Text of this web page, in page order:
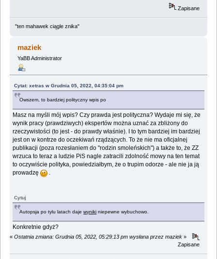
Zapisane
"ten mahawek ciągle znika"
maziek
YaBB Administrator
Cytat: xetras w Grudnia 05, 2022, 04:35:04 pm
Owszem, to bardziej polityczny wpis po
Masz na myśli mój wpis? Czy prawda jest polityczna? Wydaje mi się, że
wynik pracy (prawdziwych) ekspertów można uznać za zbliżony do
rzeczywistości (to jest - do prawdy właśnie). I to tym bardziej im bardziej
jest on w kontrze do oczekiwań rządzących. To że nie ma oficjalnej
publikacji (poza rozesłaniem do "rodzin smoleńskich") a także to, że ZZ
wrzuca to teraz a ludzie PiS nagle zatracili zdolność mowy na ten temat
to oczywiście polityka, powiedziałbym, że o trupim odorze - ale nie ja ją
prowadzę
Cytuj
Autopsja po tylu latach dajewyniki niepewne wybuchowo.
Konkretnie gdyż?
« Ostatnia zmiana: Grudnia 05, 2022, 05:29:13 pm wysłana przez maziek »
Zapisane